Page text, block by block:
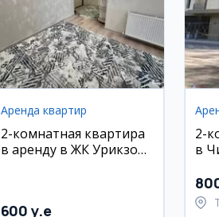
Аренда квартир
2-комнатная квартира
в аренду в ЖК Урикзор
600 y.e
2-
в